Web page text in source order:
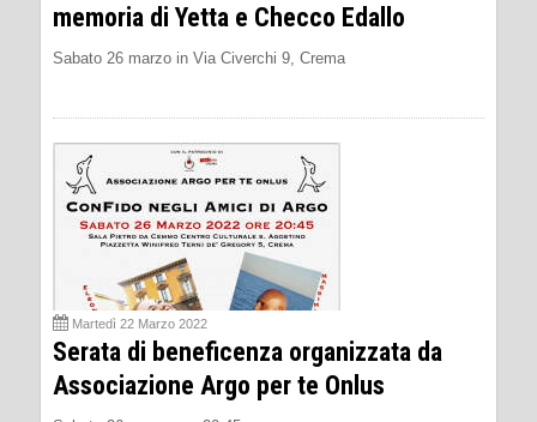
memoria di Yetta e Checco Edallo
Sabato 26 marzo in Via Civerchi 9, Crema
Martedì 22 Marzo 2022
Serata di beneficenza organizzata da
Associazione Argo per te Onlus